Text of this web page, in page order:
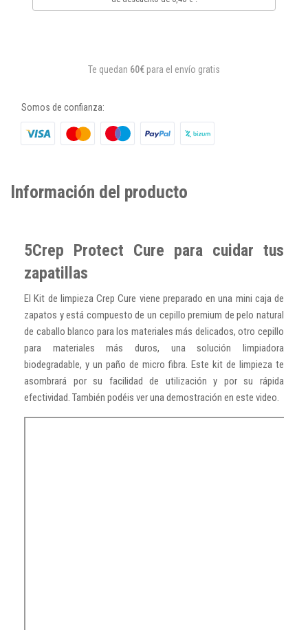
Te quedan 60€ para el envío gratis
Somos de confianza:
Información del producto
5Crep Protect Cure para cuidar tus
zapatillas
El Kit de limpieza Crep Cure viene preparado en una mini caja de
zapatos y está compuesto de un cepillo premium de pelo natural
de caballo blanco para los materiales más delicados, otro cepillo
para materiales más duros, una solución limpiadora
biodegradable, y un paño de micro fibra. Este kit de limpieza te
asombrará por su facilidad de utilización y por su rápida
efectividad. También podéis ver una demostración en este video.